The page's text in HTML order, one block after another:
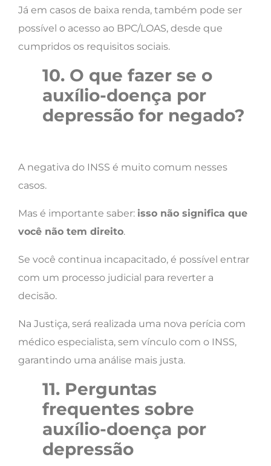
Já em casos de baixa renda, também pode ser
possível o acesso ao BPC/LOAS, desde que
cumpridos os requisitos sociais.
10. O que fazer se o
auxílio-doença por
depressão for negado?
A negativa do INSS é muito comum nesses
casos.
Mas é importante saber: isso não significa que
você não tem direito.
Se você continua incapacitado, é possível entrar
com um processo judicial para reverter a
decisão.
Na Justiça, será realizada uma nova perícia com
médico especialista, sem vínculo com o INSS,
garantindo uma análise mais justa.
11. Perguntas
frequentes sobre
auxílio-doença por
depressão